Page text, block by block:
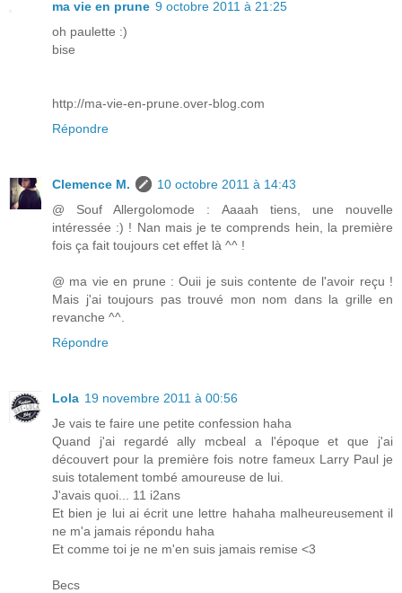
ma vie en prune 9 octobre 2011 à 21:25
oh paulette :)
bise
http://ma-vie-en-prune.over-blog.com
Répondre
Clemence M.
10 octobre 2011 à 14:43
@ Souf Allergolomode : Aaaah tiens, une nouvelle
intéressée :) ! Nan mais je te comprends hein, la première
fois ça fait toujours cet effet là ^^ !
@ ma vie en prune : Ouii je suis contente de l'avoir reçu !
Mais j'ai toujours pas trouvé mon nom dans la grille en
revanche ^^.
Répondre
Lola 19 novembre 2011 à 00:56
Je vais te faire une petite confession haha
Quand j'ai regardé ally mcbeal a l'époque et que j'ai
découvert pour la première fois notre fameux Larry Paul je
suis totalement tombé amoureuse de lui.
J'avais quoi... 11 i2ans
Et bien je lui ai écrit une lettre hahaha malheureusement il
ne m'a jamais répondu haha
Et comme toi je ne m'en suis jamais remise <3
Becs